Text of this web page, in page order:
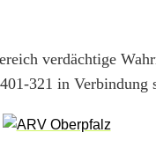
verdächtige
321 in Verbindung